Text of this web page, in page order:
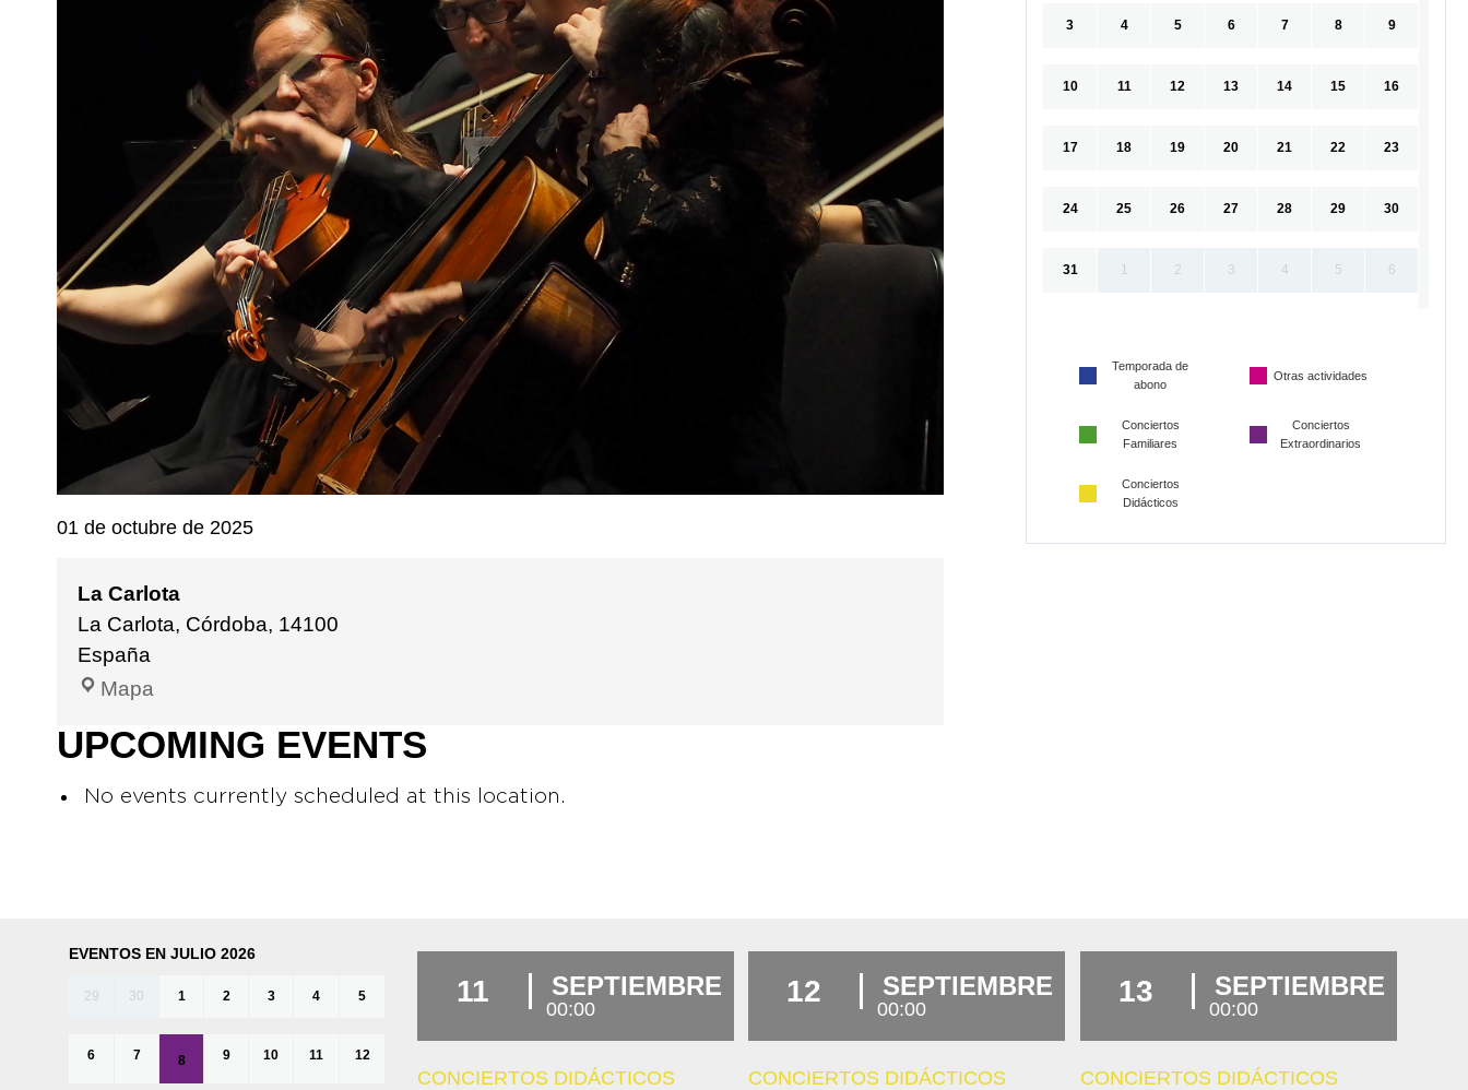
01 de octubre de 2025
La Carlota
La Carlota, Córdoba, 14100
España
Mapa
UPCOMING EVENTS
No events currently scheduled at this location.
3 4 5 6 7 8 9
10 11 12 13 14 15 16
17 18 19 20 21 22 23
24 25 26 27 28 29 30
31 1 2 3 4 5 6
Temporada de
abono
Otras actividades
Conciertos
Familiares
Conciertos
Extraordinarios
Conciertos
Didácticos
EVENTOS EN JULIO 2026
29 30 1 2 3 4 5
6 7 8 9 10 11 12
11 SEPTIEMBRE
00:00
CONCIERTOS DIDÁCTICOS
12 SEPTIEMBRE
00:00
CONCIERTOS DIDÁCTICOS
13 SEPTIEMBRE
00:00
CONCIERTOS DIDÁCTICOS